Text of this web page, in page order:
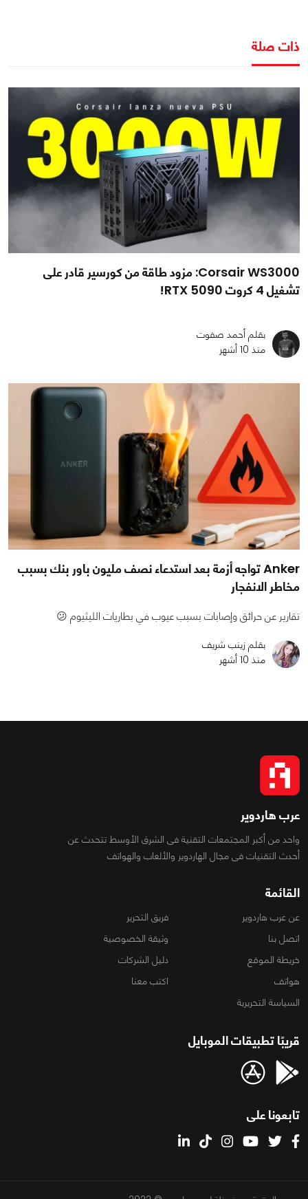
ذات صلة
Corsair WS3000: مزود طاقة من كورسير قادر على
تشغيل 4 كروت RTX 5090!
بقلم أحمد صفوت
منذ 10 أشهر
Anker تواجه أزمة بعد استدعاء نصف مليون باور بنك بسبب
مخاطر الانفجار
تقارير عن حرائق وإصابات بسبب عيوب في بطاريات الليثيوم 😕
بقلم زينب شريف
منذ 10 أشهر
عرب هاردوير
واحد من أكبر المجتمعات التقنية فى الشرق الأوسط تتحدث عن
أحدث التقنيات فى مجال الهاردوير والألعاب والهواتف
القائمة
عن عرب هاردوير
فريق التحرير
اتصل بنا
وثيقة الخصوصية
خريطة الموقع
دليل الشركات
هواتف
اكتب معنا
السياسة التحريرية
قريبًا تطبيقات الموبايل
تابعونا على